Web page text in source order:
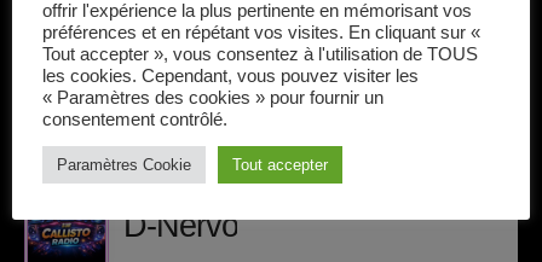
février 2018
janvier 2018
mai 2016
CATÉGORIES
Electromorning
INTERVENANTS
D-Nervo
offrir l'expérience la plus pertinente en mémorisant vos
préférences et en répétant vos visites. En cliquant sur «
Tout accepter », vous consentez à l'utilisation de TOUS
les cookies. Cependant, vous pouvez visiter les
« Paramètres des cookies » pour fournir un
consentement contrôlé.
Paramètres Cookie Tout accepter